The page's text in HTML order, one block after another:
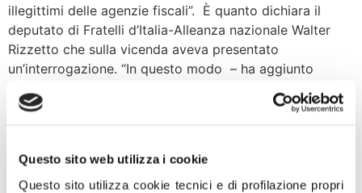
Questo sito web utilizza i cookie
Questo sito utilizza cookie tecnici e di profilazione propri
illegittimi delle agenzie fiscali”. È quanto dichiara il
deputato di Fratelli d’Italia-Alleanza nazionale Walter
Rizzetto che sulla vicenda aveva presentato
un’interrogazione. “In questo modo – ha aggiunto
sentenza della Corte costituzionale che ha […]
coinvolgimento coalizione